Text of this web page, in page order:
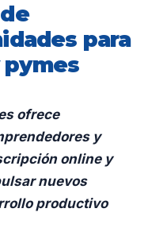
para
ofrece
y
online y
nuevos
productivo